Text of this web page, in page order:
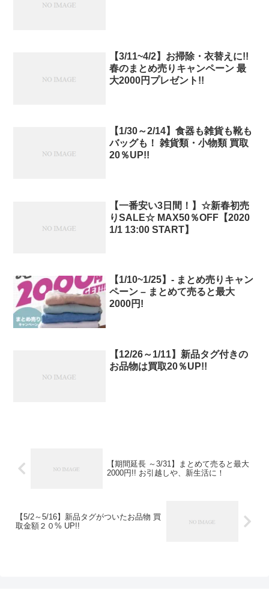
【3/11~4/2】お掃除・衣替えに!!
春のまとめ売りキャンペーン 最
大2000円プレゼント!!
【1/30～2/14】食器も雑貨も靴も
バッグも！ 雑貨類・小物類 買取
20％UP!!
【一番安い3日間！】☆新春初売
りSALE☆ MAX50％OFF【2020
1/1 13:00 START】
【1/10~1/25】- まとめ売りキャン
ペーン – まとめて売ると最大
2000円!
【12/26～1/11】新品タグ付きの
お品物は買取20％UP!!
【期間延長 ～3/31】まとめて売ると最大
2000円!! お引越しや、新生活に！
【5/2～5/16】新品タグがついたお品物 買
取金額２０% UP!!